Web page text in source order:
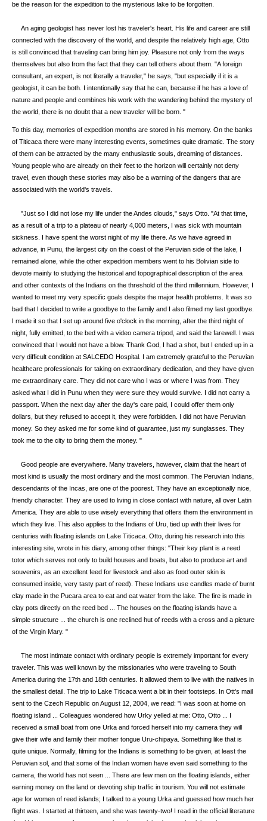
be the reason for the expedition to the mysterious lake to be forgotten.
An aging geologist has never lost his traveler's heart. His life and career are still
connected with the discovery of the world, and despite the relatively high age, Otto
is still convinced that traveling can bring him joy. Pleasure not only from the ways
themselves but also from the fact that they can tell others about them. "A foreign
consultant, an expert, is not literally a traveler," he says, "but especially if it is a
geologist, it can be both. I intentionally say that he can, because if he has a love of
nature and people and combines his work with the wandering behind the mystery of
the world, there is no doubt that a new traveler will be born. "
To this day, memories of expedition months are stored in his memory. On the banks
of Titicaca there were many interesting events, sometimes quite dramatic. The story
of them can be attracted by the many enthusiastic souls, dreaming of distances.
Young people who are already on their feet to the horizon will certainly not deny
travel, even though these stories may also be a warning of the dangers that are
associated with the world's travels.
"Just so I did not lose my life under the Andes clouds," says Otto. "At that time,
as a result of a trip to a plateau of nearly 4,000 meters, I was sick with mountain
sickness. I have spent the worst night of my life there. As we have agreed in
advance, in Punu, the largest city on the coast of the Peruvian side of the lake, I
remained alone, while the other expedition members went to his Bolivian side to
devote mainly to studying the historical and topographical description of the area
and other contexts of the Indians on the threshold of the third millennium. However, I
wanted to meet my very specific goals despite the major health problems. It was so
bad that I decided to write a goodbye to the family and I also filmed my last goodbye.
I made it so that I set up around five o'clock in the morning, after the third night of
night, fully emitted, to the bed with a video camera tripod, and said the farewell. I was
convinced that I would not have a blow. Thank God, I had a shot, but I ended up in a
very difficult condition at SALCEDO Hospital. I am extremely grateful to the Peruvian
healthcare professionals for taking on extraordinary dedication, and they have given
me extraordinary care. They did not care who I was or where I was from. They
asked what I did in Punu when they were sure they would survive. I did not carry a
passport. When the next day after the day's care paid, I could offer them only
dollars, but they refused to accept it, they were forbidden. I did not have Peruvian
money. So they asked me for some kind of guarantee, just my sunglasses. They
took me to the city to bring them the money. "
Good people are everywhere. Many travelers, however, claim that the heart of
most kind is usually the most ordinary and the most common. The Peruvian Indians,
descendants of the Incas, are one of the poorest. They have an exceptionally nice,
friendly character. They are used to living in close contact with nature, all over Latin
America. They are able to use wisely everything that offers them the environment in
which they live. This also applies to the Indians of Uru, tied up with their lives for
centuries with floating islands on Lake Titicaca. Otto, during his research into this
interesting site, wrote in his diary, among other things: "Their key plant is a reed
totor which serves not only to build houses and boats, but also to produce art and
souvenirs, as an excellent feed for livestock and also as food outer skin is
consumed inside, very tasty part of reed). These Indians use candles made of burnt
clay made in the Pucara area to eat and eat water from the lake. The fire is made in
clay pots directly on the reed bed ... The houses on the floating islands have a
simple structure ... the church is one reclined hut of reeds with a cross and a picture
of the Virgin Mary. "
The most intimate contact with ordinary people is extremely important for every
traveler. This was well known by the missionaries who were traveling to South
America during the 17th and 18th centuries. It allowed them to live with the natives in
the smallest detail. The trip to Lake Titicaca went a bit in their footsteps. In Ott's mail
sent to the Czech Republic on August 12, 2004, we read: "I was soon at home on
floating island ... Colleagues wondered how Urky yelled at me: Otto, Otto ... I
received a small boat from one Urka and forced herself into my camera they will
give their wife and family their mother tongue Uru-chipaya. Something like that is
quite unique. Normally, filming for the Indians is something to be given, at least the
Peruvian sol, and that some of the Indian women have even said something to the
camera, the world has not seen ... There are few men on the floating islands, either
earning money on the land or devoting ship traffic in tourism. You will not estimate
age for women of reed islands; I talked to a young Urka and guessed how much her
flight was. I started at thirteen, and she was twenty-two! I read in the official literature